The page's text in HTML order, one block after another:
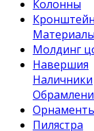
Колонны
Кронштейн
Молдинг
Навершия
Наличники
Пилястра